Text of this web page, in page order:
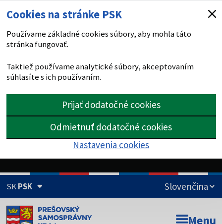
Cookies na stránke PSK
Používame základné cookies súbory, aby mohla táto
stránka fungovať.
Taktiež používame analytické súbory, akceptovaním
súhlasíte s ich používaním.
Prijať dodatočné cookies
Odmietnuť dodatočné cookies
Nastavenia cookies
SKPSK
Doména psk.sk je oficiálna Menu